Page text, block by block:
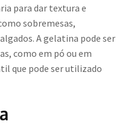
para dar textura e
sobremesas,
A gelatina pode ser
como em pó ou em
que pode ser utilizado